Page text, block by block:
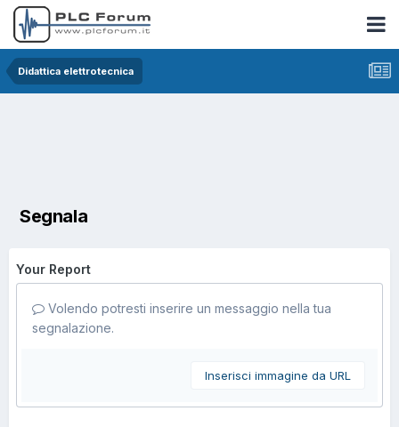
Didattica elettrotecnica
Segnala
Your Report
Volendo potresti inserire un messaggio nella tua
segnalazione.
Inserisci immagine da URL